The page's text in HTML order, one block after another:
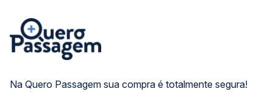
Na Quero Passagem sua compra é totalmente segura!